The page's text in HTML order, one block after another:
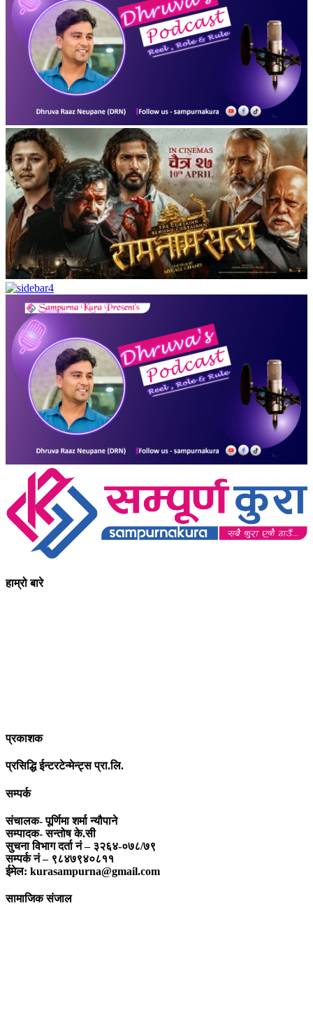
हाम्रो बारे
प्रकाशक
प्रसिद्धि ईन्टरटेन्मेन्ट्स प्रा.लि.
सम्पर्क
संचालक- पूर्णिमा शर्मा न्यौपाने
सम्पादक- सन्तोष के.सी
सुचना विभाग दर्ता नं – ३२६४-०७८/७९
सम्पर्क नं – ९८४७९४०८११
ईमेल: kurasampurna@gmail.com
सामाजिक संजाल